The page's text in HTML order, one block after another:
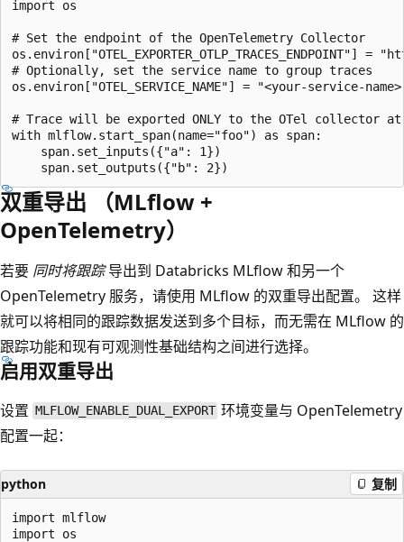
import os
# Set the endpoint of the OpenTelemetry Collector
# Optionally, set the service name to group traces
os.environ["OTEL_SERVICE_NAME"] = "<your-service-
# Trace will be exported ONLY to the OTel collector
with mlflow.start_span(name="foo") as span:
    span.set_inputs({"a": 1})
双重导出 （MLflow +
OpenTelemetry）
若要 同时将跟踪导出到 Databricks MLflow 和另一个
OpenTelemetry 服务，请使用 MLflow 的双重导出配置。 这样
就可以将相同的跟踪数据发送到多个目标，而无需在 MLflow 的
跟踪功能和现有可观测性基础结构之间进行选择。
启用双重导出
设置 MLFLOW_ENABLE_DUAL_EXPORT 环境变量与 OpenTelemetry
配置一起：
python 复制
import mlflow
import os